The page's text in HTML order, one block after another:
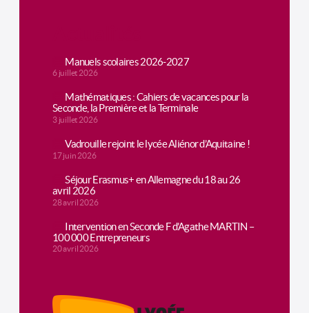
Manuels scolaires 2026-2027
6 juillet 2026
Mathématiques : Cahiers de vacances pour la
Seconde, la Première et la Terminale
3 juillet 2026
Vadrouille rejoint le lycée Aliénor d’Aquitaine !
17 juin 2026
Séjour Erasmus+ en Allemagne du 18 au 26
avril 2026
28 avril 2026
Intervention en Seconde F d’Agathe MARTIN –
100 000 Entrepreneurs
20 avril 2026